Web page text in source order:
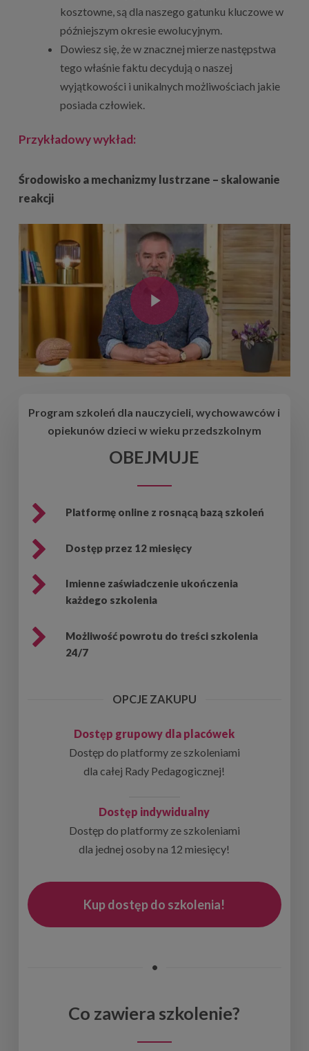
kosztowne, są dla naszego gatunku kluczowe w
późniejszym okresie ewolucyjnym.
Dowiesz się, że w znacznej mierze następstwa
tego właśnie faktu decydują o naszej
wyjątkowości i unikalnych możliwościach jakie
posiada człowiek.
Przykładowy wykład:
Środowisko a mechanizmy lustrzane – skalowanie
reakcji
Play Video
Play Video
Program szkoleń dla nauczycieli, wychowawców i
opiekunów dzieci w wieku przedszkolnym
OBEJMUJE
Platformę online z rosnącą bazą szkoleń
Dostęp przez 12 miesięcy
Imienne zaświadczenie ukończenia
każdego szkolenia
Możliwość powrotu do treści szkolenia
24/7
OPCJE ZAKUPU
Dostęp grupowy dla placówek
Dostęp do platformy ze szkoleniami
dla całej Rady Pedagogicznej!
Dostęp indywidualny
Dostęp do platformy ze szkoleniami
dla jednej osoby na 12 miesięcy!
Kup dostęp do szkolenia!
•
Co zawiera szkolenie?